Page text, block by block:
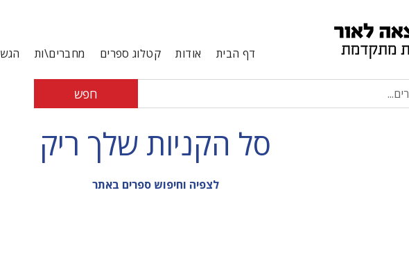
דף הבית אודות קטלוג ספרים מחברים\ות
חפש
סל הקניות שלך ריק
לצפיה וחיפוש ספרים באתר